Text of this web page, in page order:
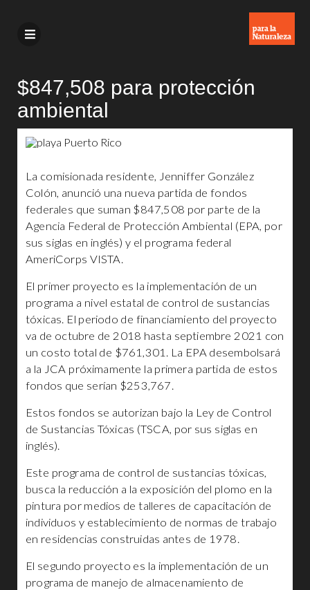
$847,508 para protección
ambiental
La comisionada residente, Jenniffer González
Colón, anunció una nueva partida de fondos
federales que suman $847,508 por parte de la
Agencia Federal de Protección Ambiental (EPA, por
sus siglas en inglés) y el programa federal
AmeriCorps VISTA.
El primer proyecto es la implementación de un
programa a nivel estatal de control de sustancias
tóxicas. El periodo de financiamiento del proyecto
va de octubre de 2018 hasta septiembre 2021 con
un costo total de $761,301. La EPA desembolsará
a la JCA próximamente la primera partida de estos
fondos que serían $253,767.
Estos fondos se autorizan bajo la Ley de Control
de Sustancias Tóxicas (TSCA, por sus siglas en
inglés).
Este programa de control de sustancias tóxicas,
busca la reducción a la exposición del plomo en la
pintura por medios de talleres de capacitación de
individuos y establecimiento de normas de trabajo
en residencias construidas antes de 1978.
El segundo proyecto es la implementación de un
programa de manejo de almacenamiento de